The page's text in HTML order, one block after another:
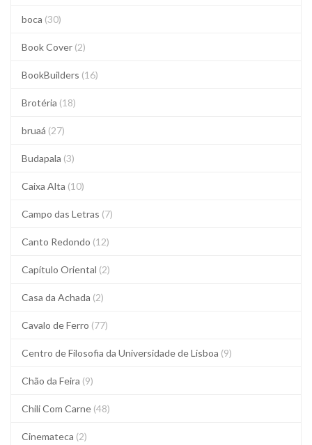
boca (30)
Book Cover (2)
BookBuilders (16)
Brotéria (18)
bruaá (27)
Budapala (3)
Caixa Alta (10)
Campo das Letras (7)
Canto Redondo (12)
Capítulo Oriental (2)
Casa da Achada (2)
Cavalo de Ferro (77)
Centro de Filosofia da Universidade de Lisboa (9)
Chão da Feira (9)
Chili Com Carne (48)
Cinemateca (2)